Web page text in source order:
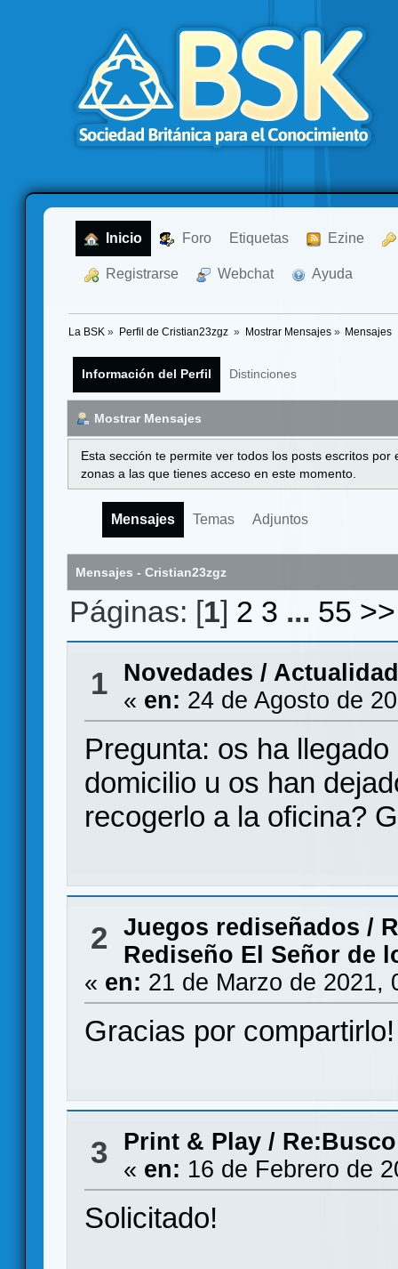
Inicio Foro Etiquetas Ezine
Registrarse Webchat Ayuda
La BSK » Perfil de Cristian23zgz » Mostrar Mensajes» Mensajes
Información del Perfil Distinciones
Mostrar Mensajes
Esta sección te permite ver todos los posts escritos
zonas a las que tienes acceso en este momento.
Mensajes Temas Adjuntos
Mensajes - Cristian23zgz
Páginas: [1] 2 3 ... 55 >>
1
Novedades / Actualidad
« en: 24 de Agosto de
Pregunta: os ha
domicilio u os han
recogerlo a la oficina?
2 Juegos rediseñados /
Rediseño El Señor de
« en: 21 de Marzo de 2021,
Gracias por compartirlo!
3 Print & Play/
« en: 16 de Febrero de
Solicitado!